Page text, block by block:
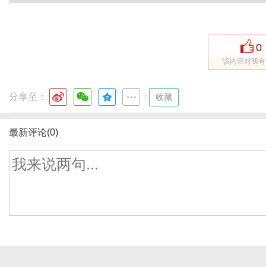
0
该内容对我
分享至： 收藏
最新评论(0)